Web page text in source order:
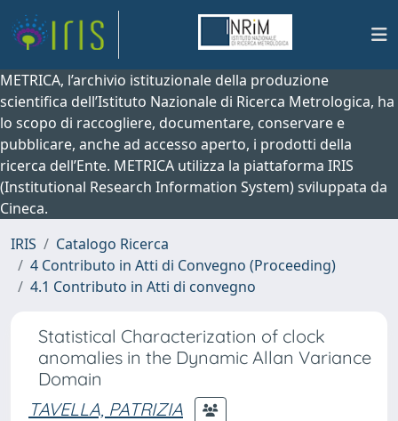
METRICA, l’archivio istituzionale della produzione
scientifica dell’Istituto Nazionale di Ricerca Metrologica, ha
lo scopo di raccogliere, documentare, conservare e
pubblicare, anche ad accesso aperto, i prodotti della
ricerca dell’Ente. METRICA utilizza la piattaforma IRIS
(Institutional Research Information System) sviluppata da
Cineca.
IRIS
Catalogo Ricerca
4 Contributo in Atti di Convegno (Proceeding)
4.1 Contributo in Atti di convegno
Statistical Characterization of clock
anomalies in the Dynamic Allan Variance
Domain
TAVELLA, PATRIZIA